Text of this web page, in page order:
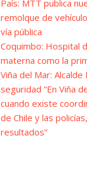
País: MTT publica
remolque de
vía pública
Coquimbo: Hospital
materna como la
Viña del Mar:
seguridad “En Viña
cuando existe
de Chile y las
resultados”